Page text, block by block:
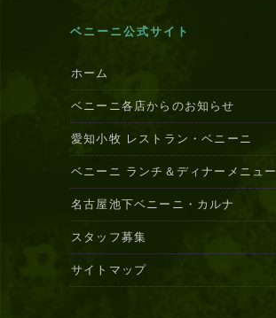
ベニーニ公式サイト
ホーム
ベニーニ各店からのお知らせ
愛知小牧 レストラン・ベニーニ
ベニーニ ランチ＆ディナーメニュー
名古屋池下ベニーニ・カルナ
スタッフ募集
サイトマップ